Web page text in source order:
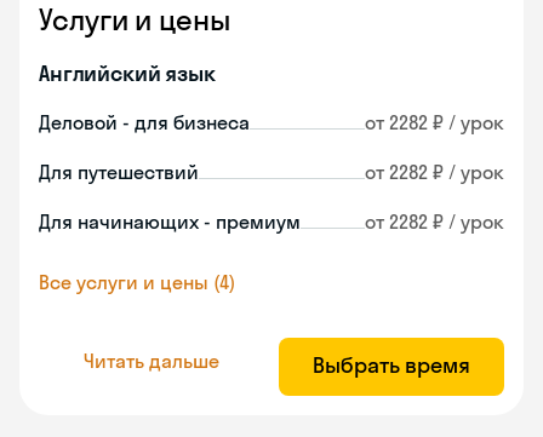
Услуги и цены
Английский язык
Деловой - для бизнеса от 2282 ₽ / урок
Для путешествий от 2282 ₽ / урок
Для начинающих - премиум от 2282 ₽ / урок
Все услуги и цены (4)
Читать дальше Выбрать время